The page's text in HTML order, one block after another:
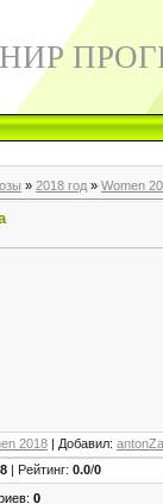
» 2018 год » Women
2018 | Добавил:
| Рейтинг: 0.0/0
: 0